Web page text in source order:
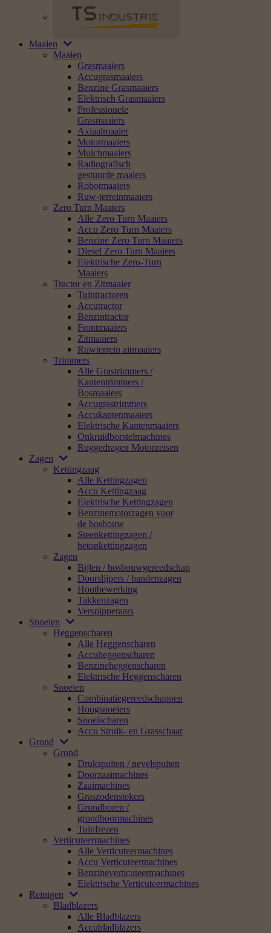
Maaien
Maaien
Grasmaaiers
Accugrasmaaiers
Benzine Grasmaaiers
Elektrisch Grasmaaiers
Professionele
Grasmaaiers
Axiaalmaaier
Motormaaiers
Mulchmaaiers
Radiografisch
gestuurde maaiers
Robotmaaiers
Ruw-terreinmaaiers
Zero Turn Maaiers
Alle Zero Turn Maaiers
Accu Zero Turn Maaiers
Benzine Zero Turn Maaiers
Diesel Zero Turn Maaiers
Elektrische Zero-Turn
Maaiers
Tractor en Zitmaaier
Tuintractoren
Accutractor
Benzintractor
Frontmaaiers
Zitmaaiers
Ruwterrein zitmaaiers
Trimmers
Alle Grastrimmers /
Kantentrimmers /
Bosmaaiers
Accugrastrimmers
Accukantenmaaiers
Elektrische Kantenmaaiers
Onkruidborstelmachines
Ruggedragen Motorzeisen
Zagen
Kettingzaag
Alle Kettingzagen
Accu Kettingzaag
Elektrische Kettingzagen
Benzinemotorzagen voor
de bosbouw
Steenkettingzagen /
betonkettingzagen
Zagen
Bijlen / bosbouwgereedschap
Doorslijpers / bandenzagen
Houtbewerking
Takkenzagen
Versnipperaars
Snoeien
Heggenscharen
Alle Heggenscharen
Accuheggenscharen
Benzineheggenscharen
Elektrische Heggenscharen
Snoeien
Combinatiegereedschappen
Hoogsnoeiers
Snoeischaren
Accu Struik- en Grasschaar
Grond
Grond
Drukspuiten / nevelspuiten
Doorzaaimachines
Zaaimachines
Graszodenstekers
Grondboren /
grondboormachines
Tuinfrezen
Verticuteermachines
Alle Verticuteermachines
Accu Verticuteermachines
Benzineverticuteermachines
Elektrische Verticuteermachines
Reinigen
Bladblazers
Alle Bladblazers
Accubladblazers